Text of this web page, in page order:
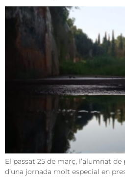
El passat 25 de març, l’alumnat
d’una jornada molt especial en